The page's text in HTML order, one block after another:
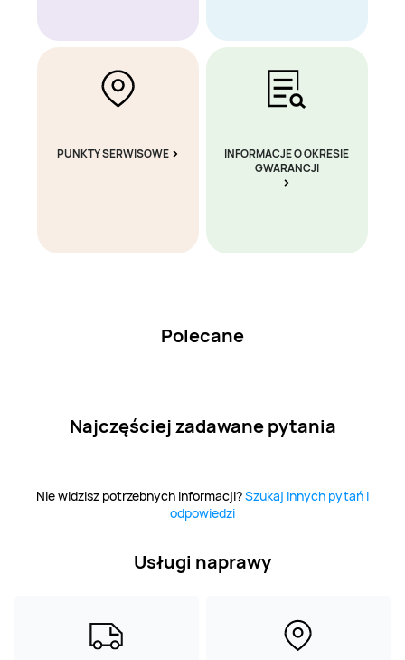
PUNKTY SERWISOWE
INFORMACJE O OKRESIE
GWARANCJI
Polecane
Najczęściej zadawane pytania
Nie widzisz potrzebnych informacji?Szukaj innych pytań i
odpowiedzi
Usługi naprawy